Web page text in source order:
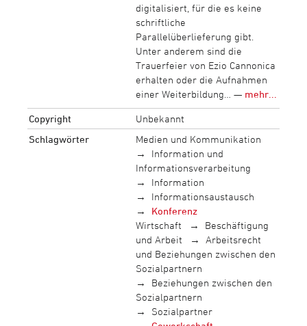
digitalisiert, für die es keine
schriftliche
Parallelüberlieferung gibt.
Unter anderem sind die
Trauerfeier von Ezio Cannonica
erhalten oder die Aufnahmen
einer Weiterbildung… — mehr...
Copyright
Unbekannt
Schlagwörter
Medien und Kommunikation
Information und
Informationsverarbeitung
Information
Informationsaustausch
Konferenz
Wirtschaft
Beschäftigung
und Arbeit
Arbeitsrecht
und Beziehungen zwischen den
Sozialpartnern
Beziehungen zwischen den
Sozialpartnern
Sozialpartner